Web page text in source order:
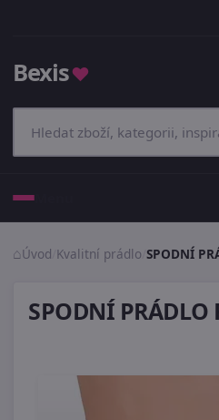
Bexis♥
Úvod Kvalitní prádlo SPODNÍ
SPODNÍ PRÁDLO